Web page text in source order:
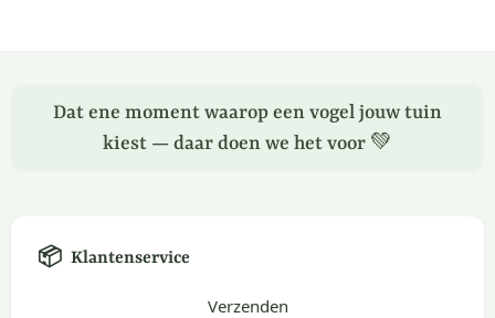
Dat ene moment waarop een vogel jouw tuin
kiest — daar doen we het voor 💚
📦 Klantenservice
Verzenden